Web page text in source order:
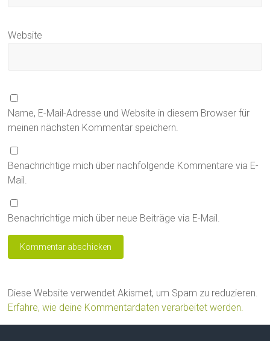
Website
Name, E-Mail-Adresse und Website in diesem Browser für
meinen nächsten Kommentar speichern.
Benachrichtige mich über nachfolgende Kommentare via E-
Mail.
Benachrichtige mich über neue Beiträge via E-Mail.
Diese Website verwendet Akismet, um Spam zu reduzieren.
Erfahre, wie deine Kommentardaten verarbeitet werden.